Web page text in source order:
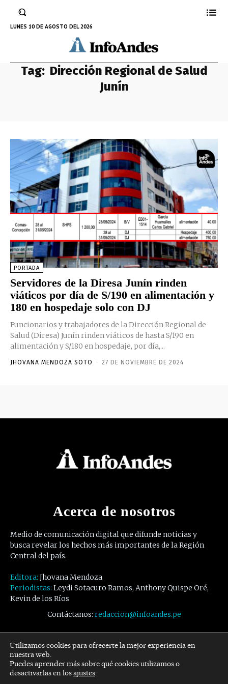
LUNES 10 DE AGOSTO DEL 2026
Tag: Dirección Regional de Salud
Junín
PORTADA
Servidores de la Diresa Junín rinden
viáticos por día de S/190 en alimentación y
180 en hospedaje solo con DJ
Funcionarios y trabajadores de la Dirección Regional de
Salud (Diresa) Junín rinden viáticos de hasta S/190 en
alimentación y S/180 en hospedaje, por día,...
JHOVANA MENDOZA SOTO - 27 DE NOVIEMBRE DE 2024
Acerca de nosotros
Medio de comunicación digital que difunde noticias y
busca revelar los hechos más importantes de la Región
Central del país.
Editora: Jhovana Mendoza
Periodistas: Leydi Sotacuro Ramos, Anthony Quispe Oré,
Kevin de los Ríos
Contáctanos: redaccion@infoandes.pe
Síguenos
Facebook Twitter Youtube
Utilizamos cookies para ofrecerte la mejor experiencia en
nuestra web.
Puedes aprender más sobre qué cookies utilizamos o
desactivarlas en losajustes.